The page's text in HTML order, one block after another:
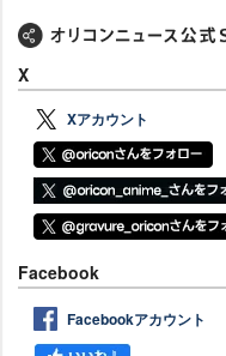
X
Xアカウント
Facebook
Facebookアカウント